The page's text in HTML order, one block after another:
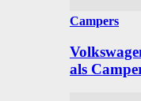
Campers
als